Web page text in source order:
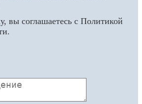
вы соглашаетесь с Политикой